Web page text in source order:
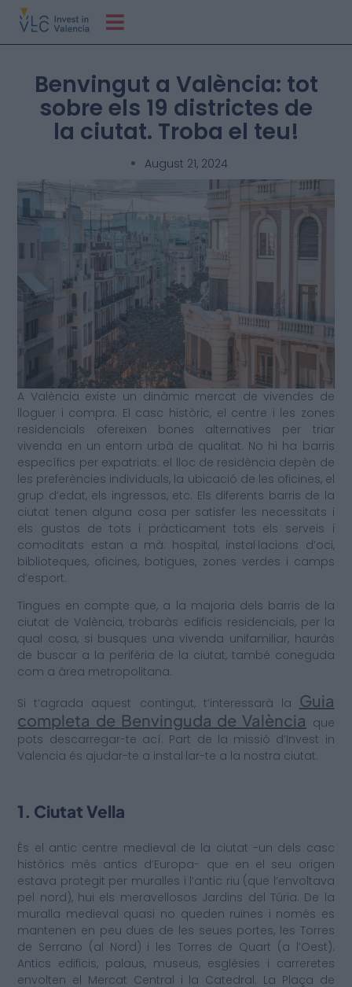
Benvingut a València: tot
sobre els 19 districtes de
la ciutat. Troba el teu!
August 21, 2024
A València existe un dinàmic mercat de vivendes de
lloguer i compra. El casc històric, el centre i les zones
residencials ofereixen bones alternatives per triar
vivenda en un entorn urbà de qualitat. No hi ha barris
específics per expatriats: el lloc de residència depèn de
les preferències individuals, la ubicació de les oficines, el
grup d’edat, els ingressos, etc. Els diferents barris de la
ciutat tenen alguna cosa per satisfer les necessitats i
els gustos de tots i pràcticament tots els serveis i
comoditats estan a mà: hospital, instal·lacions d’oci,
biblioteques, oficines, botigues, zones verdes i camps
d’esport.
Tingues en compte que, a la majoria dels barris de la
ciutat de València, trobaràs edificis residencials, per la
qual cosa, si busques una vivenda unifamiliar, hauràs
de buscar a la perifèria de la ciutat, també coneguda
com a àrea metropolitana.
Si t’agrada aquest contingut, t’interessarà la Guia
completa de Benvinguda de València que
pots descarregar-te ací. Part de la missió d’Invest in
Valencia és ajudar-te a instal·lar-te a la nostra ciutat.
1. Ciutat Vella
És el antic centre medieval de la ciutat -un dels casc
històrics més antics d’Europa- que en el seu origen
estava protegit per muralles i l’antic riu (que l’envoltava
pel nord), hui els meravellosos Jardins del Túria. De la
muralla medieval quasi no queden ruïnes i només es
mantenen en peu dues de les seues portes, les Torres
de Serrano (al Nord) i les Torres de Quart (a l’Oest).
Antics edificis, palaus, museus, esglésies i carreretes
envolten el Mercat Central i la Catedral. La Plaça de